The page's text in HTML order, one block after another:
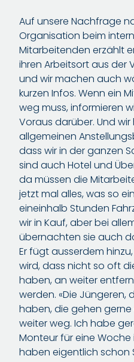
Auf unsere Nachfrage
Organisation beim
Mitarbeitenden erzählt
ihren Arbeitsort aus der
und wir machen auch
kurzen Infos. Wenn ein
weg muss, informieren
Voraus darüber. Und
allgemeinen
dass wir in der ganzen
sind auch Hotel und
da müssen die
jetzt mal alles, was so
eineinhalb Stunden
wir in Kauf, aber bei
übernachten sie auch
Er fügt ausserdem
wird, dass nicht so oft
haben, an weiter
werden. «Die Jüngeren,
haben, die gehen
weiter weg. Ich habe
Monteur für eine
haben eigentlich schon